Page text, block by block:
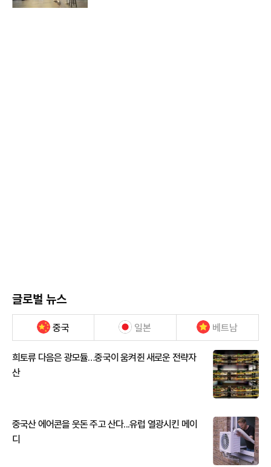
글로벌 뉴스
중국 일본 베트남
희토류 다음은 광모듈…중국이 움켜쥔 새로운 전략자
산
중국산 에어콘을 웃돈 주고 산다...유럽 열광시킨 메이
디